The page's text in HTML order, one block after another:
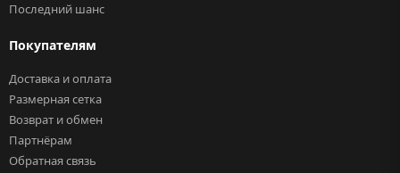
Последний шанс
Покупателям
Доставка и оплата
Размерная сетка
Возврат и обмен
Партнёрам
Обратная связь